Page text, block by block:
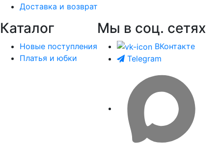
Доставка и возврат
Каталог
Новые поступления
Платья и юбки
Мы в соц. сетях
ВКонтакте
Telegram